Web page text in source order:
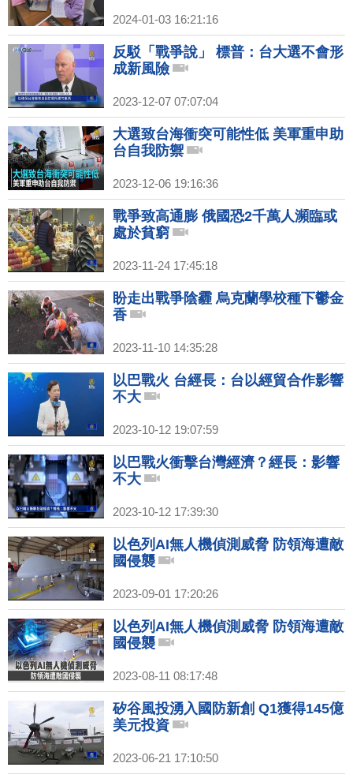
2024-01-03 16:21:16
反駁「戰爭說」 標普：台大選不會形
成新風險
2023-12-07 07:07:04
大選致台海衝突可能性低 美軍重申助
台自我防禦
2023-12-06 19:16:36
戰爭致高通膨 俄國恐2千萬人瀕臨或
處於貧窮
2023-11-24 17:45:18
盼走出戰爭陰霾 烏克蘭學校種下鬱金
香
2023-11-10 14:35:28
以巴戰火 台經長：台以經貿合作影響
不大
2023-10-12 19:07:59
以巴戰火衝擊台灣經濟？經長：影響
不大
2023-10-12 17:39:30
以色列AI無人機偵測威脅 防領海遭敵
國侵襲
2023-09-01 17:20:26
以色列AI無人機偵測威脅 防領海遭敵
國侵襲
2023-08-11 08:17:48
矽谷風投湧入國防新創 Q1獲得145億
美元投資
2023-06-21 17:10:50